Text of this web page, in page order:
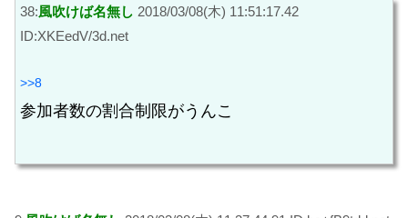
38:風吹けば名無し 2018/03/08(木) 11:51:17.42
ID:XKEedV/3d.net
>>8
参加者数の割合制限がうんこ